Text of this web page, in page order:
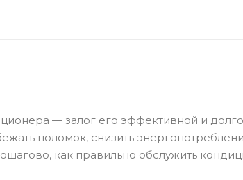
— залог его эффективной и
поломок, снизить
как правильно обслужить